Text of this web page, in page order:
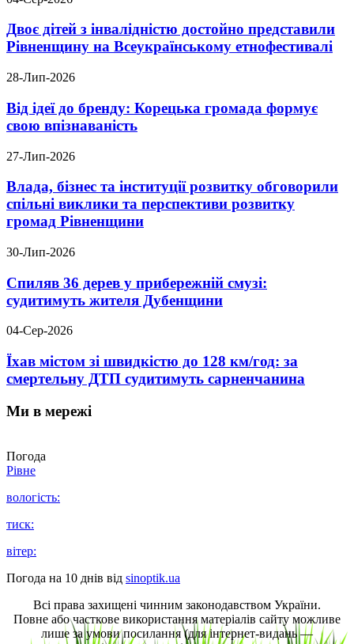
Двоє дітей з інвалідністю достойно представили
Рівненщину на Всеукраїнському етнофестивалі
28-Лип-2026
Від ідеї до бренду: Корецька громада формує
свою впізнаваність
27-Лип-2026
Влада, бізнес та інституції розвитку обговорили
спільні виклики та перспективи розвитку
громад Рівненщини
30-Лип-2026
Спиляв 36 дерев у прибережній смузі:
судитимуть жителя Дубенщини
04-Сер-2026
Їхав містом зі швидкістю до 128 км/год: за
смертельну ДТП судитимуть сарненчанина
Ми в мережі
Погода
Рівне
вологість:
тиск:
вітер:
Погода на 10 днів від sinoptik.ua
Всі права захищені чинним законодавством України.
Повне або часткове використання матеріалів сайту можливе
лише за умови посилання (для інтернет-видань —